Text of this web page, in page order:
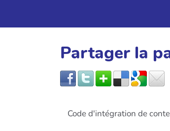
Partager la
Code d'intégration de